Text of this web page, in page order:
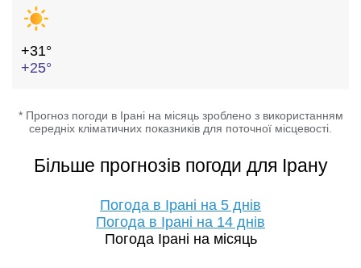
+31°
+25°
* Прогноз погоди в Ірані на місяць зроблено з використанням
середніх кліматичних показників для поточної місцевості.
Більше прогнозів погоди для Ірану
Погода в Ірані на 5 днів
Погода в Ірані на 14 днів
Погода Ірані на місяць